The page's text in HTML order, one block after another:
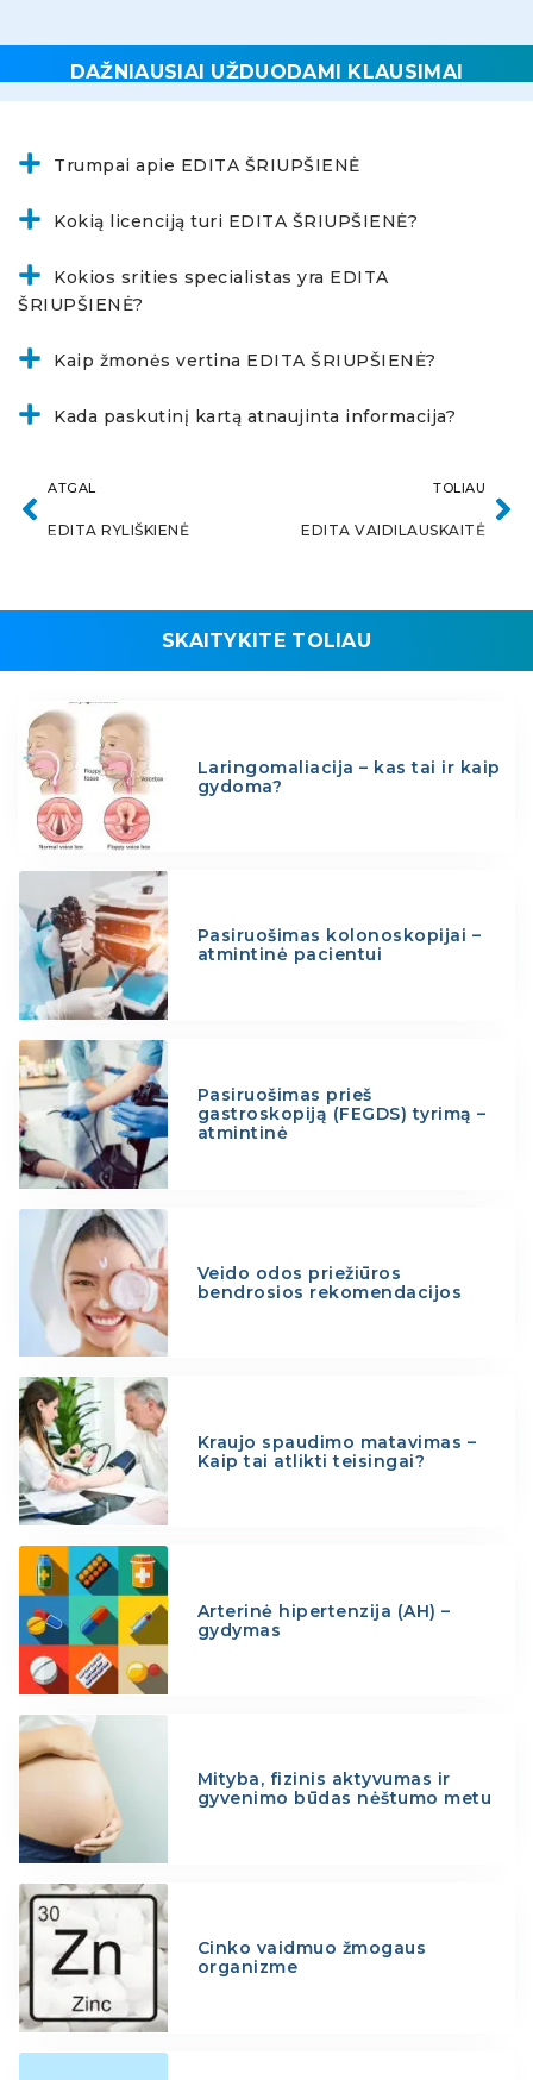
DAŽNIAUSIAI UŽDUODAMI KLAUSIMAI
Trumpai apie EDITA ŠRIUPŠIENĖ
Kokią licenciją turi EDITA ŠRIUPŠIENĖ?
Kokios srities specialistas yra EDITA
ŠRIUPŠIENĖ?
Kaip žmonės vertina EDITA ŠRIUPŠIENĖ?
Kada paskutinį kartą atnaujinta informacija?
ATGAL
EDITA RYLIŠKIENĖ
TOLIAU
EDITA VAIDILAUSKAITĖ
SKAITYKITE TOLIAU
Laringomaliacija – kas tai ir kaip
gydoma?
Pasiruošimas kolonoskopijai –
atmintinė pacientui
Pasiruošimas prieš
gastroskopiją (FEGDS) tyrimą –
atmintinė
Veido odos priežiūros
bendrosios rekomendacijos
Kraujo spaudimo matavimas –
Kaip tai atlikti teisingai?
Arterinė hipertenzija (AH) –
gydymas
Mityba, fizinis aktyvumas ir
gyvenimo būdas nėštumo metu
Cinko vaidmuo žmogaus
organizme